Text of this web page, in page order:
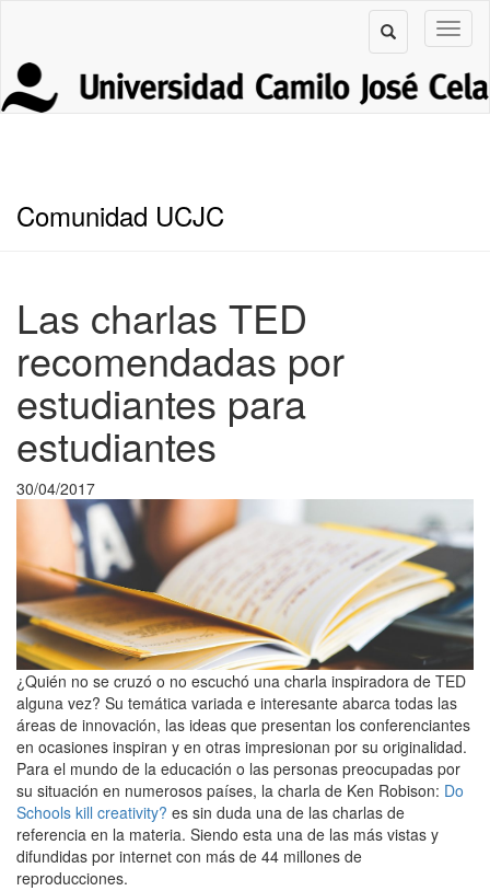
Comunidad UCJC
Las charlas TED
recomendadas por
estudiantes para
estudiantes
30/04/2017
¿Quién no se cruzó o no escuchó una charla inspiradora de TED
alguna vez? Su temática variada e interesante abarca todas las
áreas de innovación, las ideas que presentan los conferenciantes
en ocasiones inspiran y en otras impresionan por su originalidad.
Para el mundo de la educación o las personas preocupadas por
su situación en numerosos países, la charla de Ken Robison: Do
Schools kill creativity? es sin duda una de las charlas de
referencia en la materia. Siendo esta una de las más vistas y
difundidas por internet con más de 44 millones de
reproducciones.